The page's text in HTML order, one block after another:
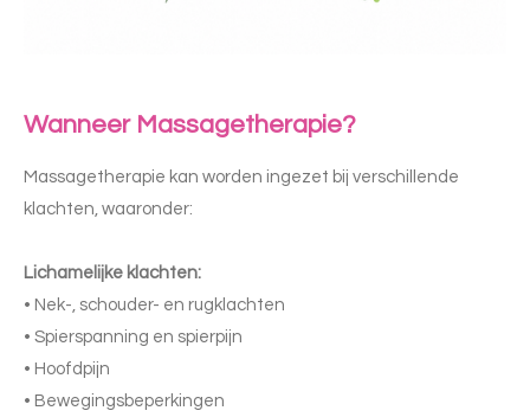
Wanneer Massagetherapie?
Massagetherapie kan worden ingezet bij verschillende
klachten, waaronder:
Lichamelijke klachten:
• Nek-, schouder- en rugklachten
• Spierspanning en spierpijn
• Hoofdpijn
• Bewegingsbeperkingen